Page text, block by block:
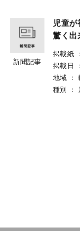
新聞記事
児童
驚く
掲載紙 ：
掲載日
：
地域
：
種別
：